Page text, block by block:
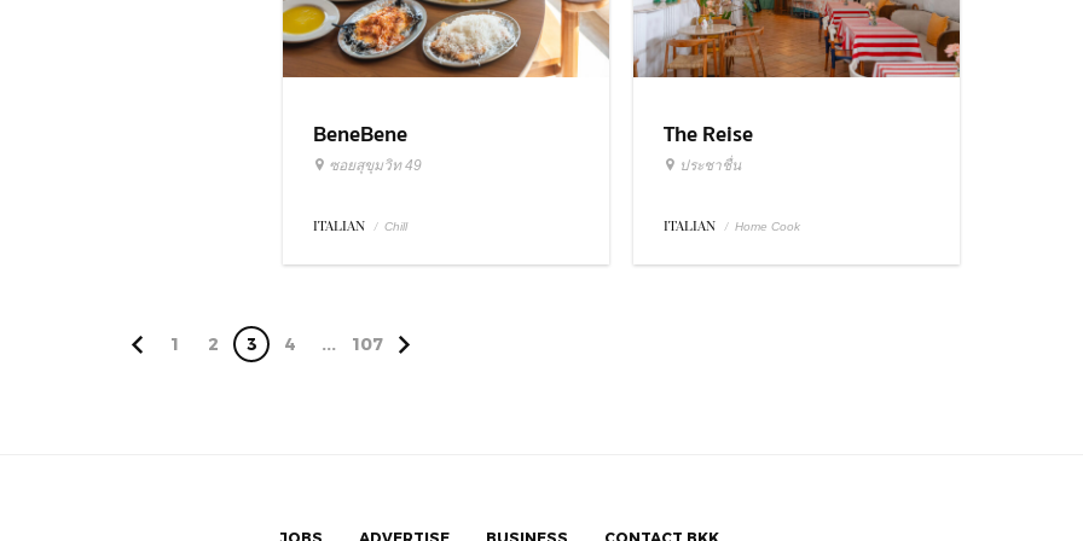
BeneBene
ซอยสุขุมวิท 49
ITALIAN / Chill
The Reise
ประชาชื่น
ITALIAN / Home Cook
1 2 3 4 ... 107
JOBS ADVERTISE BUSINESS CONTACT BKK.